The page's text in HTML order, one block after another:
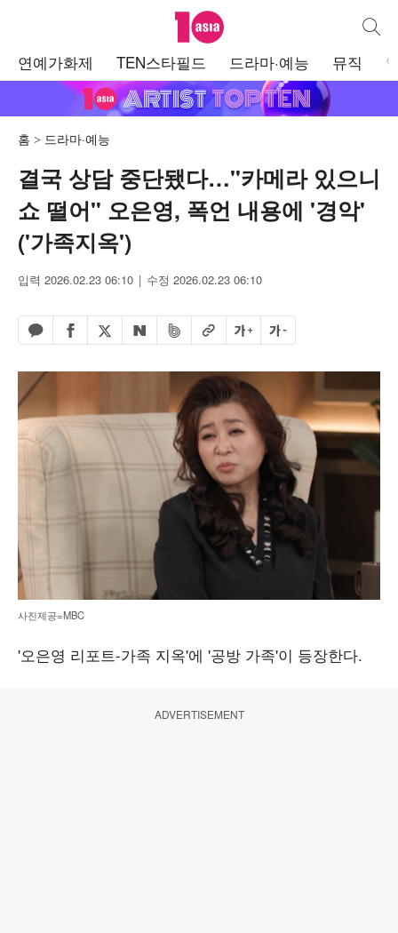
텐아시아 통합
연예가화제 TEN스타필드 드라마·예능 뮤직
홈 드라마·예능
결국 상담 중단됐다…"카메라 있으니
쇼 떨어" 오은영, 폭언 내용에 '경악'
('가족지옥')
입력 2026.02.23 06:10 수정 2026.02.23 06:10
카카오톡 공유하기
페이스북 공유하기
엑스 공유하기
네이버 공유하기
밴드 공유하기
URL복사글자 크게글자 작게
사진제공=MBC
'오은영 리포트-가족 지옥'에 '공방 가족'이 등장한다.
ADVERTISEMENT